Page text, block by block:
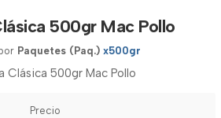
500gr Mac Pollo
Paquetes (Paq.) x500gr
Clásica 500gr Mac Pollo
Precio